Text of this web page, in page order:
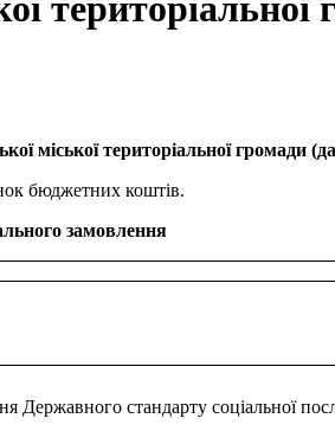
територіальної
міської територіальної громади
бюджетних коштів.
замовлення
Державного стандарту соціальної